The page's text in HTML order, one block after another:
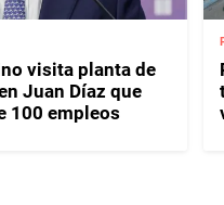
visita planta de
Juan Díaz que
100 empleos